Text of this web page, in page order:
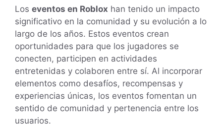
Los eventos en Roblox han tenido un impacto
significativo en la comunidad y su evolución a lo
largo de los años. Estos eventos crean
oportunidades para que los jugadores se
conecten, participen en actividades
entretenidas y colaboren entre sí. Al incorporar
elementos como desafíos, recompensas y
experiencias únicas, los eventos fomentan un
sentido de comunidad y pertenencia entre los
usuarios.